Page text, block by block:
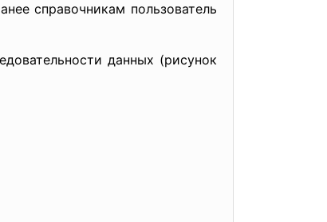
справочникам пользователь
данных (рисунок